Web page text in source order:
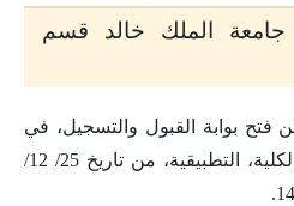
جامعة الملك خالد قسم
فتح بوابة القبول والتسجيل، في
قسم بكالوريوس، دبلومات الكلية، التطبيقية، من تاريخ 25/ 12/